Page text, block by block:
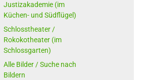
Justizakademie (im
Küchen- und Südflügel)
Schlosstheater /
Rokokotheater (im
Schlossgarten)
Alle Bilder / Suche nach
Bildern